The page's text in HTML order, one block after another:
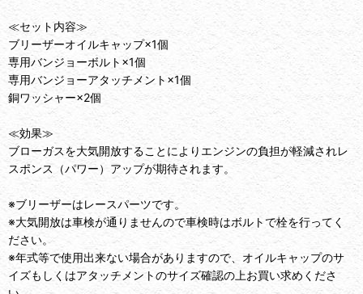
≪セット内容≫
ブリーザーオイルキャップ×1個
専用バンジョーボルト×1個
専用バンジョーアタッチメント×1個
銅ワッシャー×2個
≪効果≫
ブローガスを大気開放することによりエンジンの負担が軽減されレ
スポンス（パワー）アップが期待されます。
※ブリーザーはレースパーツです。
※大気開放は車検が通りませんので車検時はボルトで栓を行ってく
ださい。
※年式等で使用出来ない場合がありますので、オイルキャップのサ
イズもしくはアタッチメントのサイズ確認の上お買い求めくださ